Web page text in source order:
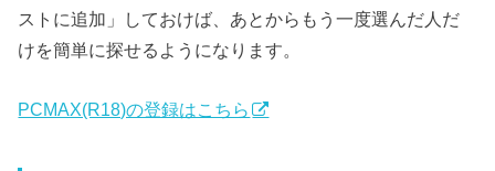
ストに追加」しておけば、あとからもう一度選んだ人だ
けを簡単に探せるようになります。
PCMAX(R18)の登録はこちら